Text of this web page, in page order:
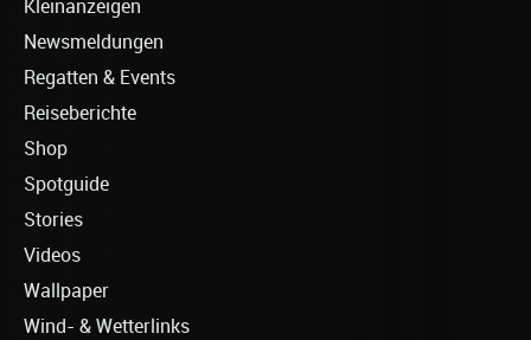
Kleinanzeigen
Newsmeldungen
Regatten & Events
Reiseberichte
Shop
Spotguide
Stories
Videos
Wallpaper
Wind- & Wetterlinks